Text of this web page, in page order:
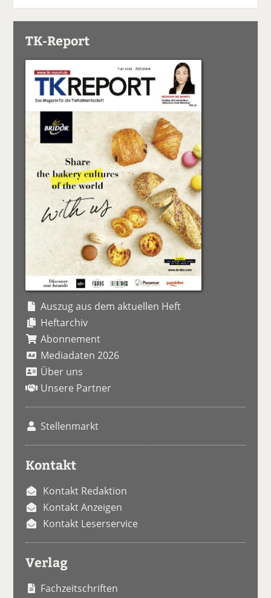
TK-Report
Auszug aus dem aktuellen Heft
Heftarchiv
Abonnement
Mediadaten 2026
Über uns
Unsere Partner
Stellenmarkt
Kontakt
Kontakt Redaktion
Kontakt Anzeigen
Kontakt Leserservice
Verlag
Fachzeitschriften